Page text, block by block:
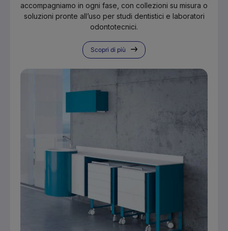
accompagniamo in ogni fase, con collezioni su misura o
soluzioni pronte all’uso per studi dentistici e laboratori
odontotecnici.
Scopri di più